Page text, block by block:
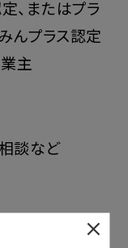
、またはプラ
んプラス認定
主
談など